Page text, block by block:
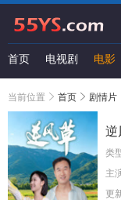
首页 电视剧 电影
当前位置 首页 剧情片
逆
类
主
更